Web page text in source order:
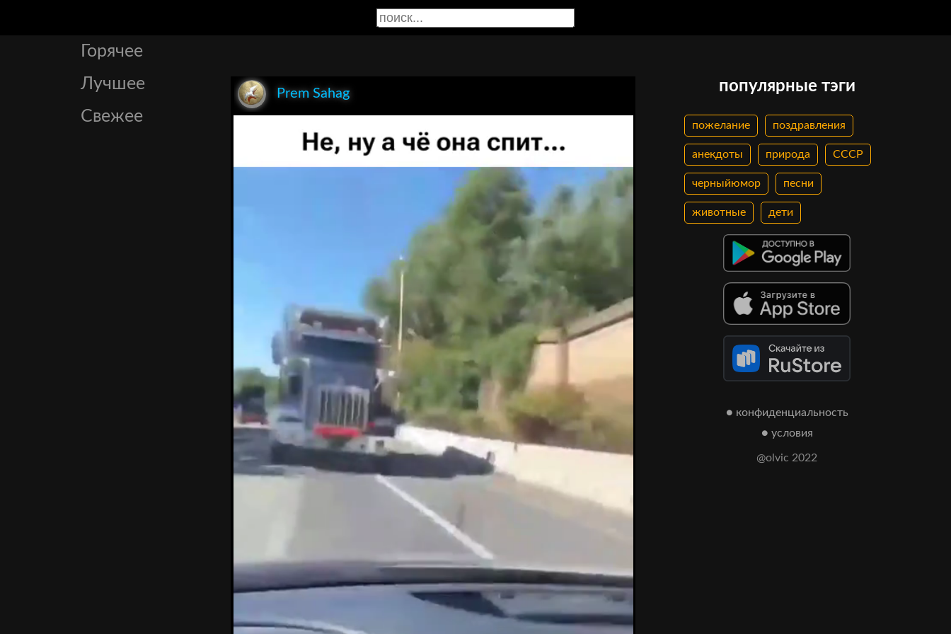
Горячее
Лучшее
Свежее
Prem Sahag популярные тэги
пожелание поздравления
анекдоты природа СССР
черныйюмор песни
животные дети
● конфиденциальность
● условия
@olvic 2022